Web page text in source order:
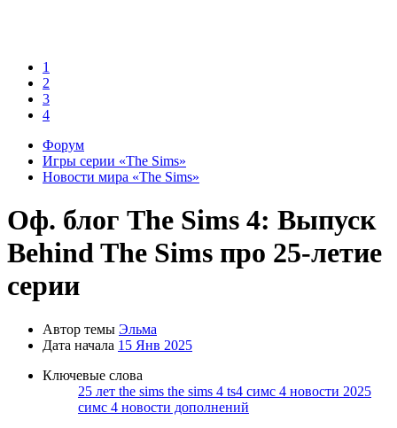
1
2
3
4
Форум
Игры серии «The Sims»
Новости мира «The Sims»
Оф. блог The Sims 4: Выпуск
Behind The Sims про 25-летие
серии
Автор темы Эльма
Дата начала 15 Янв 2025
Ключевые слова
25 лет the sims the sims 4 ts4 симс 4 новости 2025
симс 4 новости дополнений